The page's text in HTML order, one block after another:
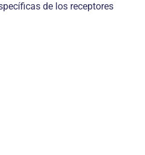
de los receptores